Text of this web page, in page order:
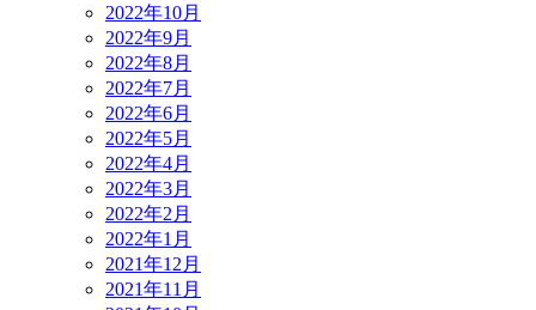
2022年10月
2022年9月
2022年8月
2022年7月
2022年6月
2022年5月
2022年4月
2022年3月
2022年2月
2022年1月
2021年12月
2021年11月